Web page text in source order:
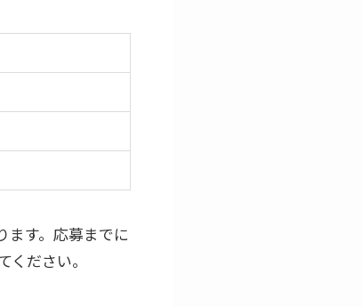
ます。応募までに
ださい。